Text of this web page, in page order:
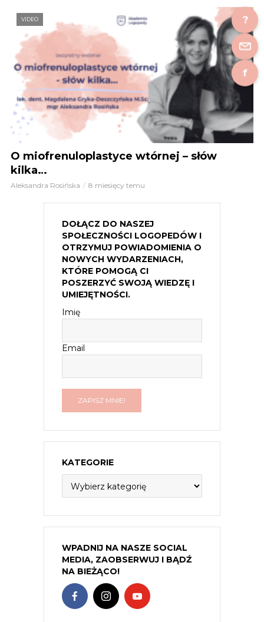
VIDEO
O miofrenuloplastyce wtórnej – słów
kilka…
Aleksandra Rosińska 8 miesięcy temu
DOŁĄCZ DO NASZEJ
SPOŁECZNOŚCI LOGOPEDÓW I
OTRZYMUJ POWIADOMIENIA O
NOWYCH WYDARZENIACH,
KTÓRE POMOGĄ CI
POSZERZYĆ SWOJĄ WIEDZĘ I
UMIEJĘTNOŚCI.
Imię
Email
KATEGORIE
WPADNIJ NA NASZE SOCIAL
MEDIA, ZAOBSERWUJ I BĄDŹ
NA BIEŻĄCO!
?
f